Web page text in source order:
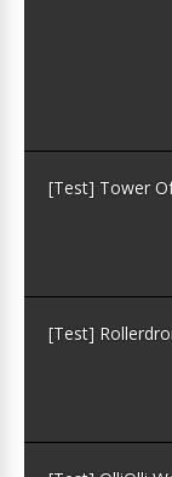
[Test] Tower
[Test]